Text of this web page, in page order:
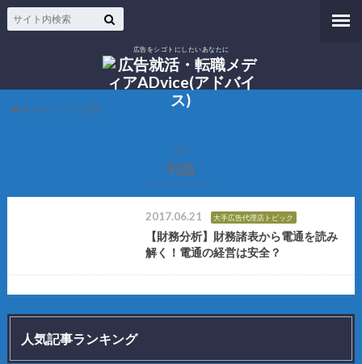
広告をシゴトにしたいあなたに
ホーム タグ : 利益
TAG
利益
2017.06.21 大手広告代理店トピック
【財務分析】財務諸表から電通を読み
解く！電通の経営は安全？
人気記事ランキング